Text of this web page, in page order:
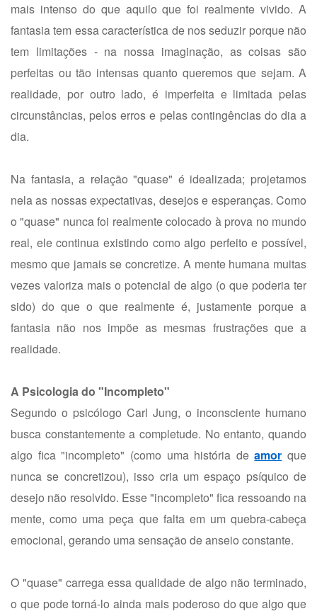
mais intenso do que aquilo que foi realmente vivido. A
fantasia tem essa característica de nos seduzir porque não
tem limitações - na nossa imaginação, as coisas são
perfeitas ou tão intensas quanto queremos que sejam. A
realidade, por outro lado, é imperfeita e limitada pelas
circunstâncias, pelos erros e pelas contingências do dia a
dia.
Na fantasia, a relação "quase" é idealizada; projetamos
nela as nossas expectativas, desejos e esperanças. Como
o "quase" nunca foi realmente colocado à prova no mundo
real, ele continua existindo como algo perfeito e possível,
mesmo que jamais se concretize. A mente humana muitas
vezes valoriza mais o potencial de algo (o que poderia ter
sido) do que o que realmente é, justamente porque a
fantasia não nos impõe as mesmas frustrações que a
realidade.
A Psicologia do "Incompleto"
Segundo o psicólogo Carl Jung, o inconsciente humano
busca constantemente a completude. No entanto, quando
algo fica "incompleto" (como uma história deamor que
nunca se concretizou), isso cria um espaço psíquico de
desejo não resolvido. Esse "incompleto" fica ressoando na
mente, como uma peça que falta em um quebra-cabeça
emocional, gerando uma sensação de anseio constante.
O "quase" carrega essa qualidade de algo não terminado,
o que pode torná-lo ainda mais poderoso do que algo que